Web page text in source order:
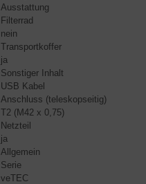
Ausstattung
Filterrad
nein
Transportkoffer
ja
Sonstiger Inhalt
USB Kabel
Anschluss (teleskopseitig)
T2 (M42 x 0,75)
Netzteil
ja
Allgemein
Serie
veTEC